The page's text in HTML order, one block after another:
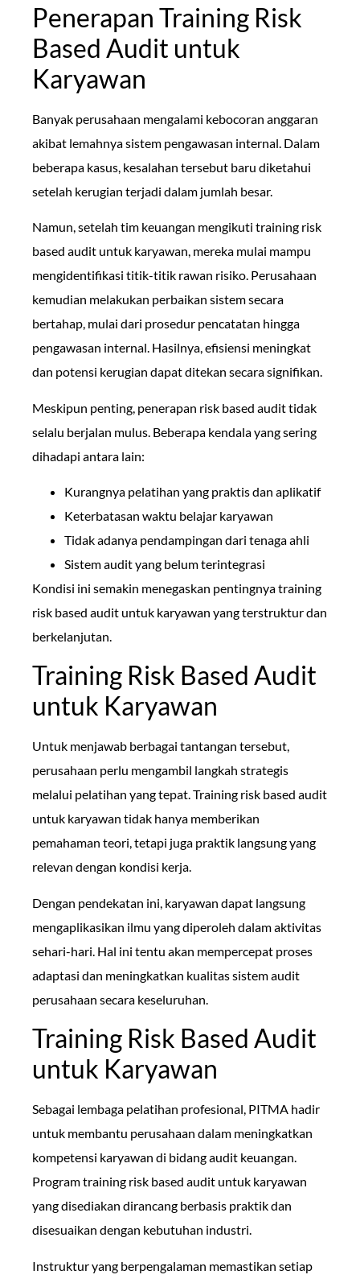
Penerapan Training Risk
Based Audit untuk
Karyawan
Banyak perusahaan mengalami kebocoran anggaran
akibat lemahnya sistem pengawasan internal. Dalam
beberapa kasus, kesalahan tersebut baru diketahui
setelah kerugian terjadi dalam jumlah besar.
Namun, setelah tim keuangan mengikuti training risk
based audit untuk karyawan, mereka mulai mampu
mengidentifikasi titik-titik rawan risiko. Perusahaan
kemudian melakukan perbaikan sistem secara
bertahap, mulai dari prosedur pencatatan hingga
pengawasan internal. Hasilnya, efisiensi meningkat
dan potensi kerugian dapat ditekan secara signifikan.
Meskipun penting, penerapan risk based audit tidak
selalu berjalan mulus. Beberapa kendala yang sering
dihadapi antara lain:
Kurangnya pelatihan yang praktis dan aplikatif
Keterbatasan waktu belajar karyawan
Tidak adanya pendampingan dari tenaga ahli
Sistem audit yang belum terintegrasi
Kondisi ini semakin menegaskan pentingnya training
risk based audit untuk karyawan yang terstruktur dan
berkelanjutan.
Training Risk Based Audit
untuk Karyawan
Untuk menjawab berbagai tantangan tersebut,
perusahaan perlu mengambil langkah strategis
melalui pelatihan yang tepat. Training risk based audit
untuk karyawan tidak hanya memberikan
pemahaman teori, tetapi juga praktik langsung yang
relevan dengan kondisi kerja.
Dengan pendekatan ini, karyawan dapat langsung
mengaplikasikan ilmu yang diperoleh dalam aktivitas
sehari-hari. Hal ini tentu akan mempercepat proses
adaptasi dan meningkatkan kualitas sistem audit
perusahaan secara keseluruhan.
Training Risk Based Audit
untuk Karyawan
Sebagai lembaga pelatihan profesional, PITMA hadir
untuk membantu perusahaan dalam meningkatkan
kompetensi karyawan di bidang audit keuangan.
Program training risk based audit untuk karyawan
yang disediakan dirancang berbasis praktik dan
disesuaikan dengan kebutuhan industri.
Instruktur yang berpengalaman memastikan setiap